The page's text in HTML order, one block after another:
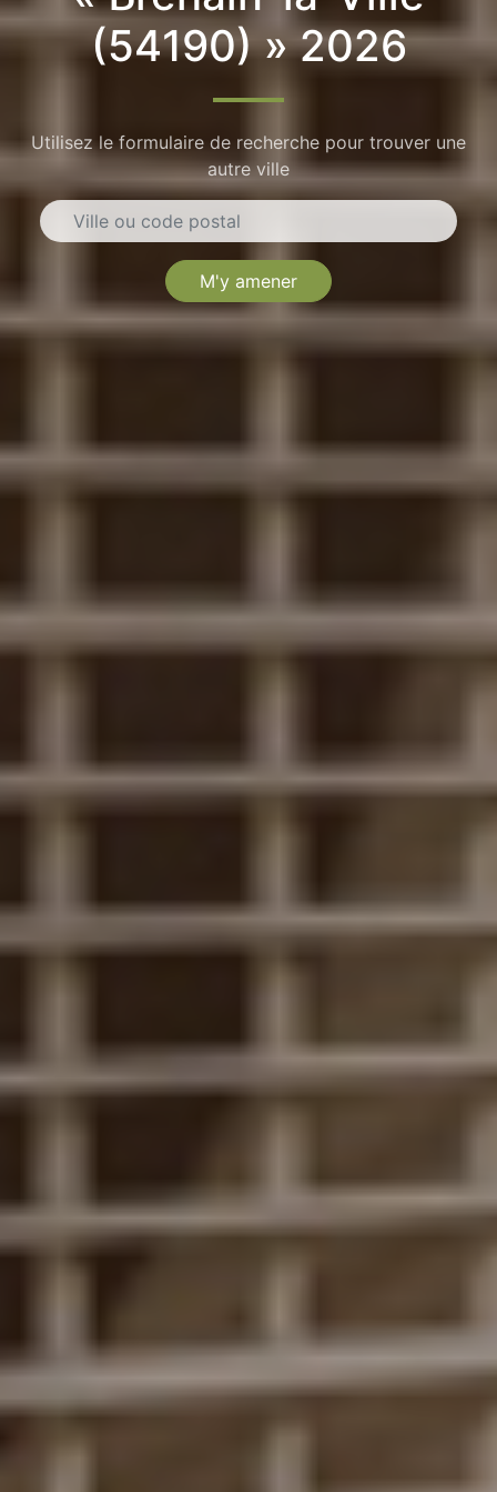
(54190) » 2026
Utilisez le formulaire de recherche pour trouver une
autre ville
M'y amener